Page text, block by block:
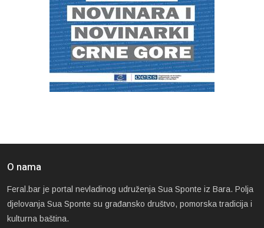
O nama
Feral.bar je portal nevladinog udruženja Sua Sponte iz Bara. Polja
djelovanja Sua Sponte su građansko društvo, pomorska tradicija i
kulturna baština.